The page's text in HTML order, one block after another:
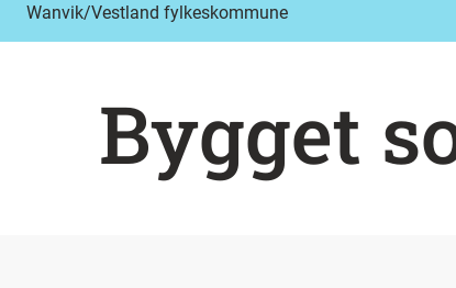
Wanvik/Vestland fylkeskommune
Bygget